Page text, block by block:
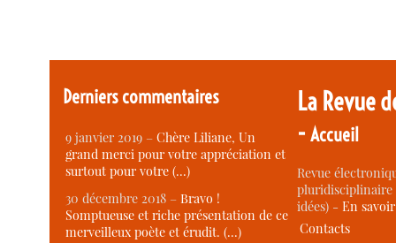
Derniers commentaires
9 janvier 2019 –Chère Liliane, Un
grand merci pour votre appréciation et
surtout pour votre (…)
30 décembre 2018 –Bravo !
Somptueuse et riche présentation de ce
merveilleux poète et érudit. (…)
La Revue
-Accueil
Revue
idées) -En
Contacts